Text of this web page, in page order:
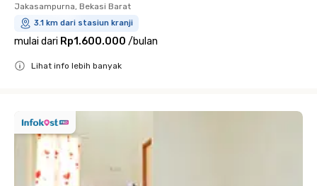
Jakasampurna, Bekasi Barat
3.1 km dari stasiun kranji
mulai dari Rp1.600.000 /bulan
Lihat info lebih banyak